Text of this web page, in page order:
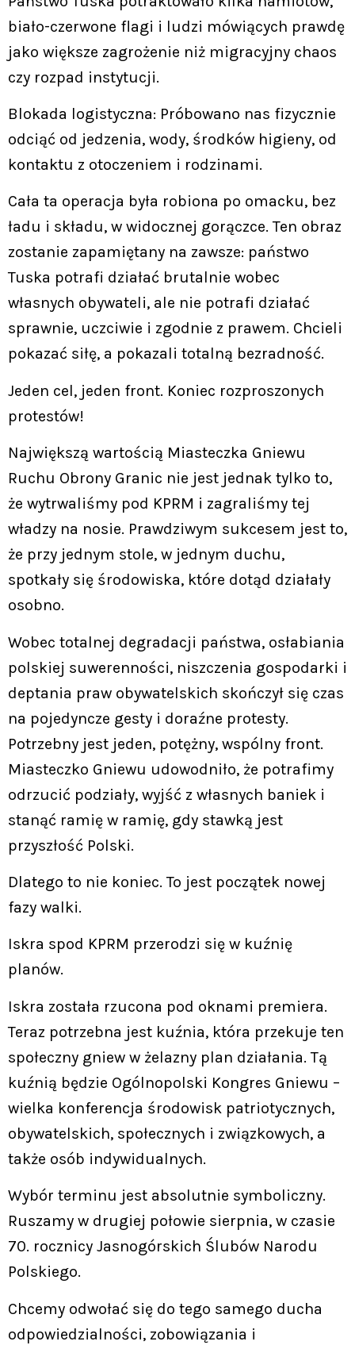
biało-czerwone flagi i ludzi mówiących prawdę
jako większe zagrożenie niż migracyjny chaos
czy rozpad instytucji.
Blokada logistyczna: Próbowano nas fizycznie
odciąć od jedzenia, wody, środków higieny, od
kontaktu z otoczeniem i rodzinami.
Cała ta operacja była robiona po omacku, bez
ładu i składu, w widocznej gorączce. Ten obraz
zostanie zapamiętany na zawsze: państwo
Tuska potrafi działać brutalnie wobec
własnych obywateli, ale nie potrafi działać
sprawnie, uczciwie i zgodnie z prawem. Chcieli
pokazać siłę, a pokazali totalną bezradność.
Jeden cel, jeden front. Koniec rozproszonych
protestów!
Największą wartością Miasteczka Gniewu
Ruchu Obrony Granic nie jest jednak tylko to,
że wytrwaliśmy pod KPRM i zagraliśmy tej
władzy na nosie. Prawdziwym sukcesem jest to,
że przy jednym stole, w jednym duchu,
spotkały się środowiska, które dotąd działały
osobno.
Wobec totalnej degradacji państwa, osłabiania
polskiej suwerenności, niszczenia gospodarki i
deptania praw obywatelskich skończył się czas
na pojedyncze gesty i doraźne protesty.
Potrzebny jest jeden, potężny, wspólny front.
Miasteczko Gniewu udowodniło, że potrafimy
odrzucić podziały, wyjść z własnych baniek i
stanąć ramię w ramię, gdy stawką jest
przyszłość Polski.
Dlatego to nie koniec. To jest początek nowej
fazy walki.
Iskra spod KPRM przerodzi się w kuźnię
planów.
Iskra została rzucona pod oknami premiera.
Teraz potrzebna jest kuźnia, która przekuje ten
społeczny gniew w żelazny plan działania. Tą
kuźnią będzie Ogólnopolski Kongres Gniewu –
wielka konferencja środowisk patriotycznych,
obywatelskich, społecznych i związkowych, a
także osób indywidualnych.
Wybór terminu jest absolutnie symboliczny.
Ruszamy w drugiej połowie sierpnia, w czasie
70. rocznicy Jasnogórskich Ślubów Narodu
Polskiego.
Chcemy odwołać się do tego samego ducha
odpowiedzialności, zobowiązania i